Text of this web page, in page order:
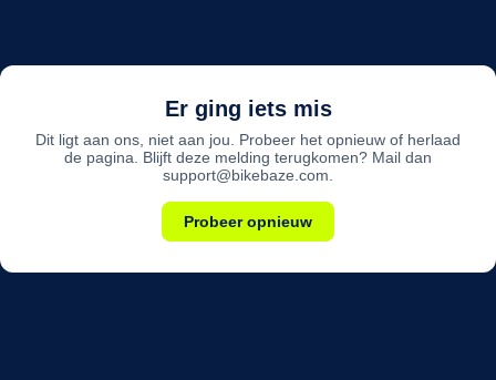
Er ging iets mis
Dit ligt aan ons, niet aan jou. Probeer het opnieuw of herlaad
de pagina. Blijft deze melding terugkomen? Mail dan
support@bikebaze.com.
Probeer opnieuw